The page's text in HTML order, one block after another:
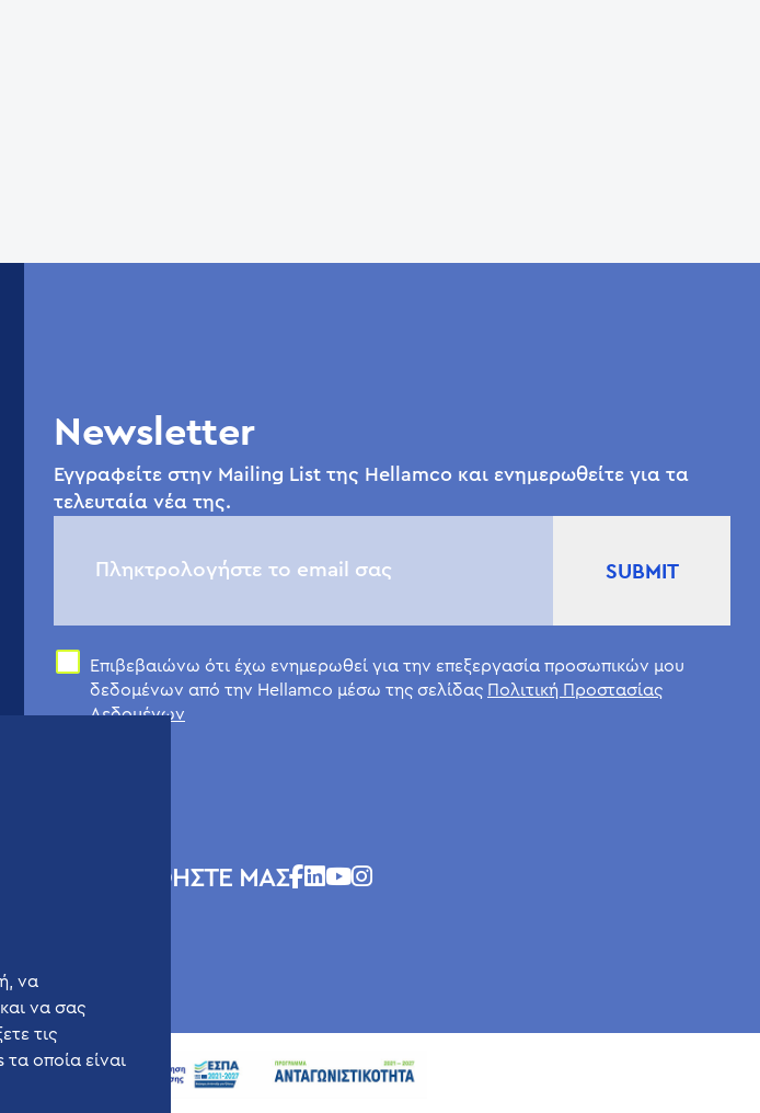
Newsletter
Εγγραφείτε στην Mailing List της Hellamco και ενημερωθείτε για τα
τελευταία νέα της.
Επιβεβαιώνω ότι έχω ενημερωθεί για την επεξεργασία προσωπικών μου
δεδομένων από την Hellamco μέσω της σελίδας Πολιτική Προστασίας
Δεδομένων
ΑΚΟΛΟΥΘΗΣΤΕ ΜΑΣ
να
να σας
τις
οποία είναι